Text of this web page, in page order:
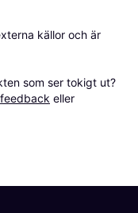
källor och är
som ser tokigt ut?
feedback eller